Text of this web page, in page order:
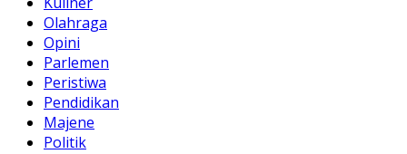
Olahraga
Opini
Parlemen
Peristiwa
Pendidikan
Majene
Politik